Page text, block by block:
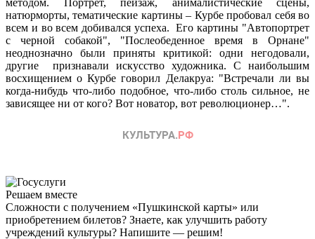
натюрморты, тематические картины – Курбе пробовал себя во
всем и во всем добивался успеха. Его картины "Автопортрет
с черной собакой", "Послеобеденное время в Орнане"
неоднозначно были приняты критикой: одни негодовали,
другие признавали искусство художника. С наибольшим
восхищением о Курбе говорил Делакруа: "Встречали ли вы
когда-нибудь что-либо подобное, что-либо столь сильное, не
зависящее ни от кого? Вот новатор, вот революционер…".
Решаем вместе
Сложности с получением «Пушкинской карты» или
приобретением билетов? Знаете, как улучшить работу
учреждений культуры? Напишите — решим!